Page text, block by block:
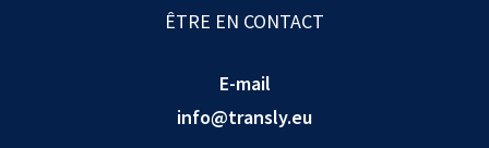
ÊTRE EN CONTACT
E-mail
info@transly.eu